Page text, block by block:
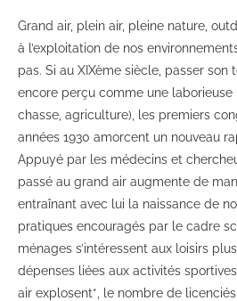
Grand air, plein air, pleine nature,
à l’exploitation de nos
pas. Si au XIXème siècle, passer son
encore perçu comme une laborieuse
chasse, agriculture), les premiers
années 1930 amorcent un nouveau
Appuyé par les médecins et
passé au grand air augmente de
entraînant avec lui la naissance de
pratiques encouragés par le cadre
ménages s’intéressent aux loisirs
dépenses liées aux activités
air explosent*, le nombre de